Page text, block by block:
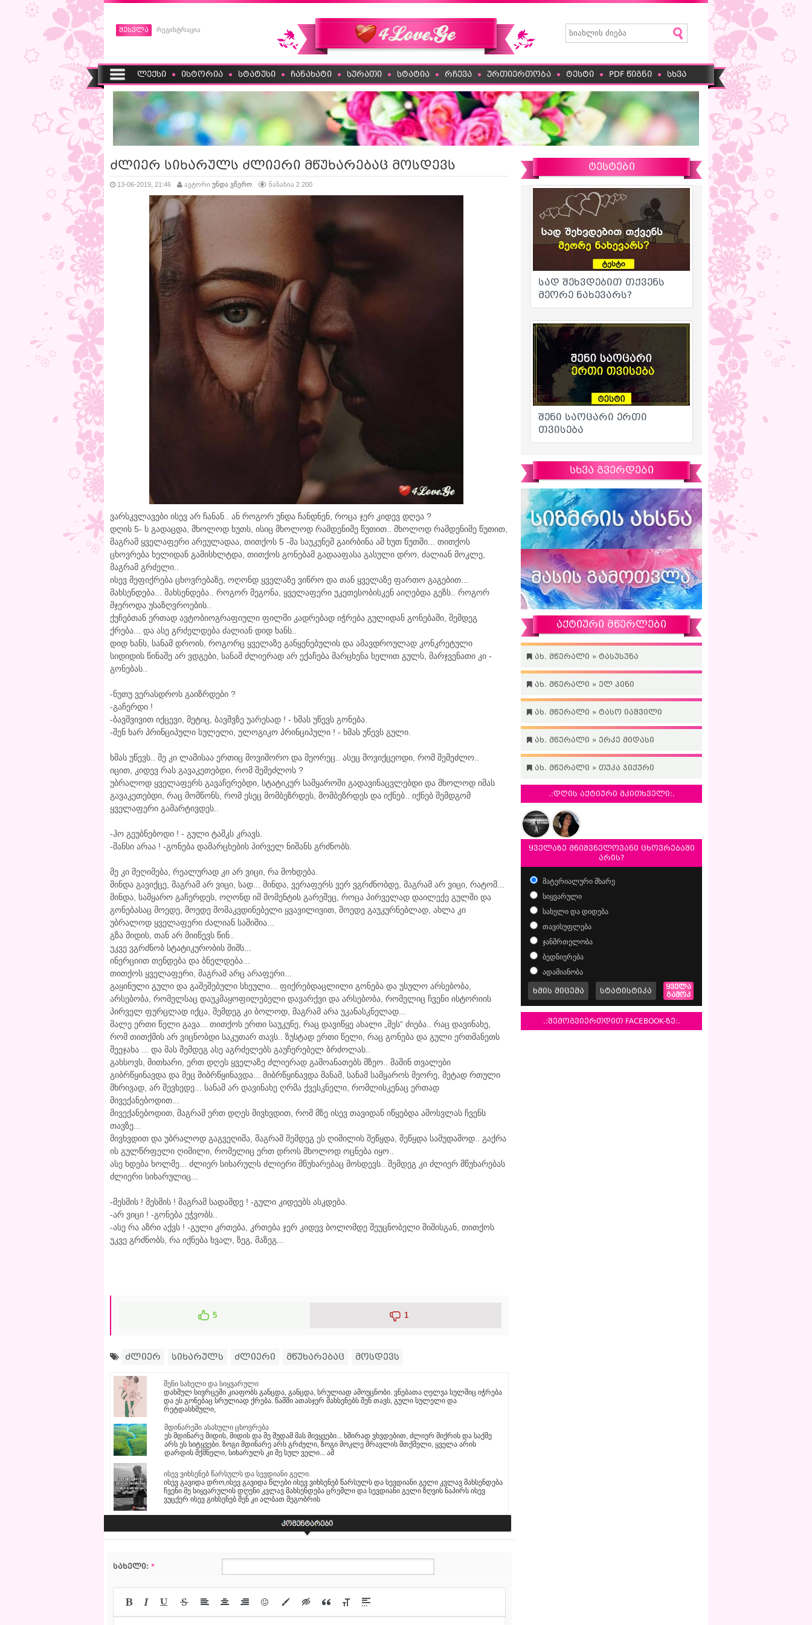
შესვლა რეგისტრაცია
ლექსი ისტორია სტატუსი ჩანახატი სურათი სტატია რჩევა ურთიერთობა ტესტი PDF წიგნი სხვა
ძლიერ სიხარულს ძლიერი მწუხარებაც მოსდევს
13-06-2019, 21:46 ავტორი უნდა ვწერო ნანახია 2 200
ვარსკვლავები ისევ არ ჩანან.. ან როგორ უნდა ჩანდნენ, როცა ჯერ კიდევ დღეა ?
დღის 5- ს გადაცდა, მხოლოდ ხუთს, ისიც მხოლოდ რამდენიმე წუთით.. მხოლოდ რამდენიმე წუთით,
მაგრამ ყველაფერი არეულადაა, თითქოს 5 -მა საუკუნემ გაირბინა ამ ხუთ წუთში... თითქოს
ცხოვრება ხელიდან გამისხლტდა, თითქოს გონებამ გადააფასა გასული დრო, ძალიან მოკლე,
მაგრამ გრძელი..
ისევ მეფიქრება ცხოვრებაზე, ოღონდ ყველაზე ვიწრო და თან ყველაზე ფართო გაგებით...
მახსენდება... მახსენდება.. როგორ მეგონა, ყველაფერი უკეთესობისკენ აიღებდა გეზს.. როგორ
მჯეროდა უსაზღვროების..
ქუჩებთან ერთად ავტობიოგრაფიული ფილმი კადრებად იჭრება გულიდან გონებაში, შემდეგ
ქრება... და ასე გრძელდება ძალიან დიდ ხანს..
დიდ ხანს, სანამ დროის, როგორც ყველაზე განყენებულის და ამავდროულად კონკრეტული
სიდიდის წინაშე არ ვდგები, სანამ ძლიერად არ ექაჩება მარცხენა ხელით გულს, მარჯვენათი კი -
გონებას..
-ნუთუ ვერასდროს გაიზრდები ?
-გაჩერდი !
-ბავშვივით იქცევი, მეტიც, ბავშვზე უარესად ! - ხმას უწევს გონება.
-შენ ხარ პრინციპული სულელი, ულოგიკო პრინციპული ! - ხმას უწევს გული.
ხმას უწევს.. მე კი ლამისაა ერთიც მოვიშორო და მეორეც.. ასეც მოვიქცეოდი, რომ შემეძლო..
იცით, კიდევ რას გავაკეთებდი, რომ შემეძლოს ?
უბრალოდ ყველაფერს გავაჩერებდი, სტატიკურ სამყაროში გადავინაცვლებდი და მხოლოდ იმას
გავაკეთებდი, რაც მომწონს, რომ ესეც მომბეზრდეს, მომბეზრდეს და იქნებ.. იქნებ შემდგომ
ყველაფერი გამარტივდეს..
-ჰო გეუბნებოდი ! - გული ტაშკს კრავს.
-შანსი არაა ! -გონება დამარცხების პირველ ნიშანს გრძნობს.
მე კი მეღიმება, რეალურად კი არ ვიცი, რა მოხდება.
მინდა გავიქცე, მაგრამ არ ვიცი, სად... მინდა, ვერაფერს ვერ ვგრძნობდე, მაგრამ არ ვიცი, რატომ...
მინდა, სამყარო გაჩერდეს, ოღონდ იმ მომენტის გარეშეც, როცა პირველად დაილექე გულში და
გონებასაც მოედე, მოედე მომაკვდინებელი ყვავილივით, მოედე გაუკურნებლად, ახლა კი
უბრალოდ ყველაფერი ძალიან საშიშია...
გზა მიდის, თან არ მიიწევს წინ..
უკვე ვგრძნობ სტატიკურობის შიშს...
ინერციით თენდება და ბნელდება...
თითქოს ყველაფერი, მაგრამ არც არაფერი...
გაყინული გული და გაშეშებული სხეული... ფიქრებდაცლილი გონება და უსულო არსებობა,
არსებობა, რომელსაც დაუკმაყოფილებელი დავარქვი და არსებობა, რომელიც ჩვენი ისტორიის
პირველ ფურცლად იქცა, შემდეგ კი ბოლოდ, მაგრამ არა უკანასკნელად...
მალე ერთი წელი გავა... თითქოს ერთი საუკუნე, რაც დავიწყე ახალი „მეს“ ძიება.. რაც დავინახე,
რომ თითქმის არ ვიცნობდი საკუთარ თავს.. ზუსტად ერთი წელი, რაც გონება და გული ერთმანეთს
შეეჯახა ... და მას შემდეგ ასე აგრძელებს გაუჩერებელ ბრძოლას..
გახსოვს, მითხარი, ერთ დღეს ყველაზე ძლიერად გამოანათებს მზეო.. მაშინ თვალები
გიბრწყინავდა და მეც მიბრწყინავდა... მიბრწყინავდა მანამ, სანამ სამყაროს მეორე, მეტად რთული
მხრივად, არ შევხედე... სანამ არ დავინახე ღრმა ქვესკნელი, რომლისკენაც ერთად
მივექანებოდით...
მივექანებოდით, მაგრამ ერთ დღეს მივხვდით, რომ მზე ისევ თავიდან იწყებდა ამოსვლას ჩვენს
თავზე...
მივხვდით და უბრალოდ გაგვეღიმა, მაგრამ შემდეგ ეს ღიმილის შეწყდა, შეწყდა სამუდამოდ.. გაქრა
ის გულწრფელი ღიმილი, რომელიც ერთ დროს მხოლოდ ოცნება იყო..
ასე ხდება ხოლმე... ძლიერ სიხარულს ძლიერი მწუხარებაც მოსდევს.. შემდეგ კი ძლიერ მწუხარებას
ძლიერი სიხარულიც...
-მესმის ! მესმის ! მაგრამ სადამდე ! -გული კიდეებს ასკდება.
-არ ვიცი ! -გონება ეჭვობს..
-ასე რა აზრი აქვს ! -გული კრთება, კრთება ჯერ კიდევ ბოლომდე შეუცნობელი შიშისგან, თითქოს
უკვე გრძნობს, რა იქნება ხვალ, ზეგ, მაზეგ...
5 1
ძლიერ სიხარულს ძლიერი მწუხარებაც მოსდევს
შენი სახელი და სიყვარული
დახშულ სივრცეში კიაფობს განცდა, განცდა, სრულიად ამოუცნობი. ვნებათა ღელვა სულშიც იჭრება
და ეს გონებაც სრულიად ქრება. წამში ათასჯერ მახსენებს შენ თავს, გული სულელი და
რეტდასხმული,
მდინარეში ასახული ცხოვრება
ეს მდინარე მიდის, მიდის და მე მუდამ მას მივყვები... ხშირად ვხვდებით, ძლიერ მიქრის და საქმე
არს ეს სიტყვები. ზოგი მდინარე არს გრძელი, ზოგი მოკლე მრავლის მთქმელი, ყველა არის
დარდის მქმნელი, სიხარულს კი მე სულ ველი... ამ
ისევ ვიხსენებ წარსულს და სევდიანი გელი.
ისევ გავიდა დრო,ისევ გავიდა წლები ისევ ვიხსენებ წარსულს და სევდიანი გელი კვლავ მახსენდება
ჩვენი მე სიყვარულის დღენი კვლავ მახსენდება ცრემლი და სევდიანი გელი ზღვის ნაპირს ისევ
ვუცქერ ისევ გიხსენებ შენ კი ალბათ მეგობრის
სახელი: *
ტესტები
სხვა გვერდები
აქტიური მწერლები
ახ. მწერალი » ტასუსუნა
ახ. მწერალი » ელ პინი
ახ. მწერალი » ტასო იაშვილი
ახ. მწერალი » ერკე მიდასი
ახ. მწერალი » თუკა ჯიქური
.:დღის აქტიური მკითხველი:.
ყველაზე მნიშვნელოვანი ცხოვრებაში
არის?
მატერიალური მხარე
სიყვარული
სახელი და დიდება
თავისუფლება
ჯანმრთელობა
ბედნიერება
ადამიანობა
ხმის მიცემა სტატისტიკა
ყველა
გამოკ
.:შემოგვიერთდით FACEBOOK-ზე:.